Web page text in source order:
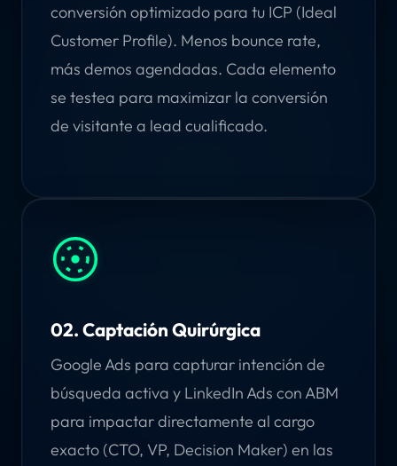
conversión optimizado para tu ICP (Ideal
Customer Profile). Menos bounce rate,
más demos agendadas. Cada elemento
se testea para maximizar la conversión
de visitante a lead cualificado.
02. Captación Quirúrgica
Google Ads para capturar intención de
búsqueda activa y LinkedIn Ads con ABM
para impactar directamente al cargo
exacto (CTO, VP, Decision Maker) en las